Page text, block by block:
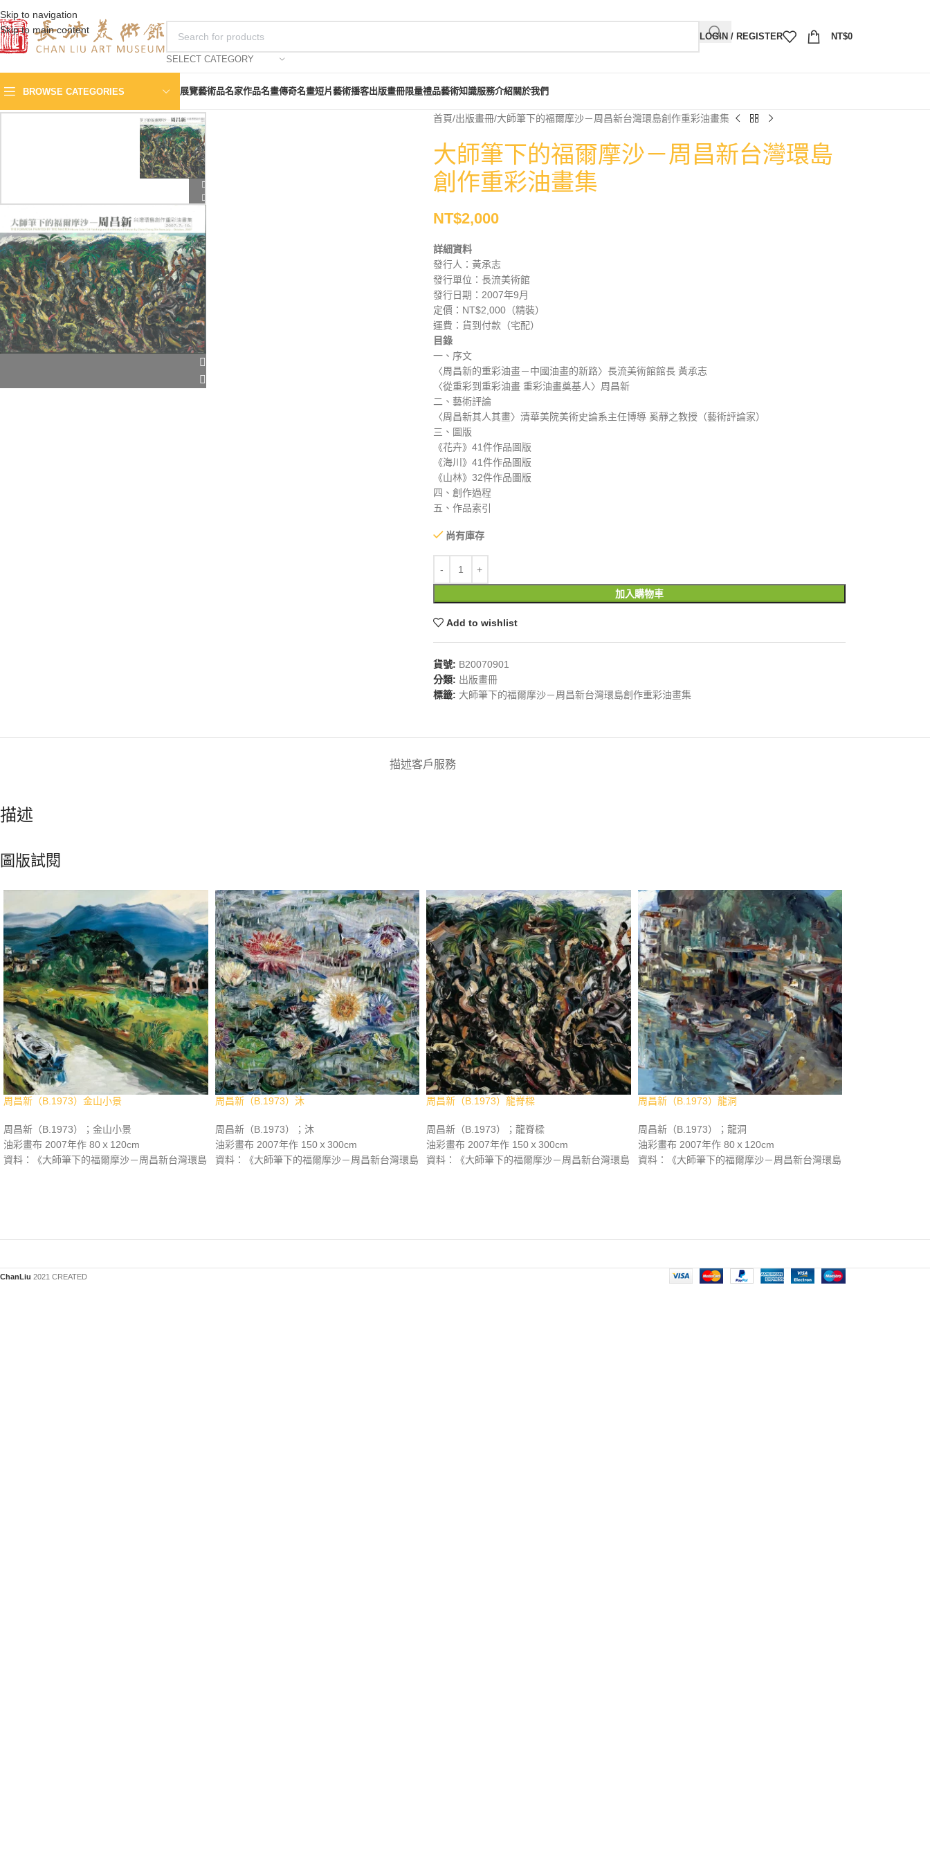
Skip to navigation
Skip to main content
SELECT CATEGORY
LOGIN / REGISTER NT$0
BROWSE CATEGORIES 展覽藝術品名家作品名畫傳奇名畫短片藝術播客出版畫冊限量禮品藝術知識服務介紹關於我們
首頁 出版畫冊 大師筆下的福爾摩沙－周昌新台灣環島創作重彩油畫集
大師筆下的福爾摩沙－周昌新台灣環島
創作重彩油畫集
NT$2,000
詳細資料
發行人：黃承志
發行單位：長流美術館
發行日期：2007年9月
定價：NT$2,000（精裝）
運費：貨到付款（宅配）
目錄
一、序文
〈周昌新的重彩油畫－中國油畫的新路〉長流美術館館長 黃承志
〈從重彩到重彩油畫 重彩油畫奠基人〉周昌新
二、藝術評論
〈周昌新其人其畫〉清華美院美術史論系主任博導 奚靜之教授（藝術評論家）
三、圖版
《花卉》41件作品圖版
《海川》41件作品圖版
《山林》32件作品圖版
四、創作過程
五、作品索引
尚有庫存
加入購物車
Add to wishlist
貨號: B20070901
分類: 出版畫冊
標籤: 大師筆下的福爾摩沙－周昌新台灣環島創作重彩油畫集
描述客戶服務
描述
圖版試閱
周昌新（B.1973）金山小景
周昌新（B.1973）；金山小景
油彩畫布 2007年作 80ｘ120cm
資料：《大師筆下的福爾摩沙－周昌新台灣環島
周昌新（B.1973）沐
周昌新（B.1973）；沐
油彩畫布 2007年作 150ｘ300cm
資料：《大師筆下的福爾摩沙－周昌新台灣環島
周昌新（B.1973）龍脊樑
周昌新（B.1973）；龍脊樑
油彩畫布 2007年作 150ｘ300cm
資料：《大師筆下的福爾摩沙－周昌新台灣環島
周昌新（B.1973）龍洞
周昌新（B.1973）；龍洞
油彩畫布 2007年作 80ｘ120cm
資料：《大師筆下的福爾摩沙－周昌新台灣環島
ChanLiu 2021 CREATED